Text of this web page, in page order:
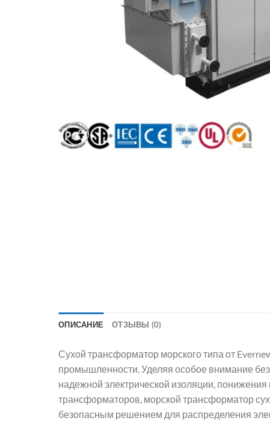
ОПИСАНИЕ ОТЗЫВЫ (0)
Сухой трансформатор морского типа от
промышленности. Уделяя особое внимание
надежной электрической изоляции,
трансформаторов, морской трансформатор
безопасным решением для распределения